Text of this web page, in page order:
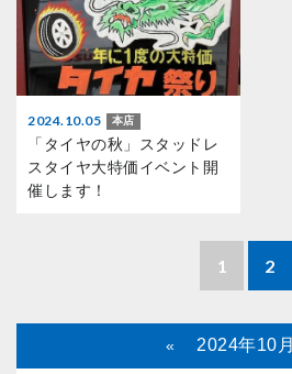
2024.10.05 本店
「タイヤの秋」スタッドレ
スタイヤ大特価イベント開
催します！
1 2
« 2024年10月